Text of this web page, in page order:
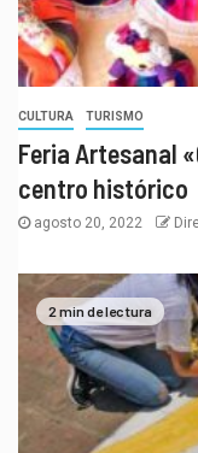
CULTURA TURISMO
Feria Artesanal
centro histórico
agosto 20, 2022
2 min de lectura